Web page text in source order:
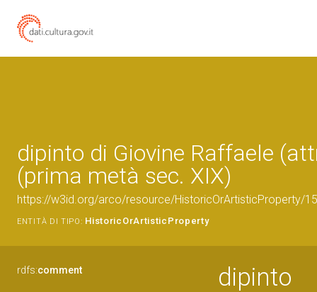
dipinto di Giovine Raffaele
(prima metà sec. XIX)
https://w3id.org/arco/resource/HistoricOrArtisticProperty/
ENTITÀ DI TIPO: HistoricOrArtisticProperty
rdfs:comment dipinto